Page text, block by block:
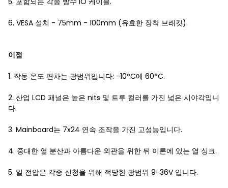
6. VESA 설치 - 75mm - 100mm (유효한 장착 브래킷).
이점
1. 작동 온도 편차는 광범위입니다: -10°C에 60°C.
2. 산업 LCD 패널은 높은 nits 및 트루 컬러를 가진 넓은 시야각입니
다.
3. Mainboard는 7x24 연속 조작을 가진 고성능입니다.
4. 중대한 열 분산과 아름다운 외관을 위한 뒤 이론에 있는 열 싱크.
5. 일 전압은 각종 신청을 위해 적당한 광범위 9-36V 입니다.